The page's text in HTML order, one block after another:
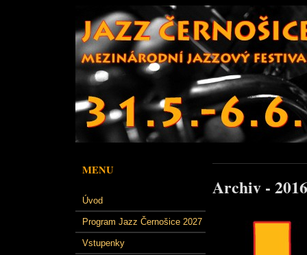
MENU
Úvod
Program Jazz Černošice 2027
Vstupenky
Archiv - 2016